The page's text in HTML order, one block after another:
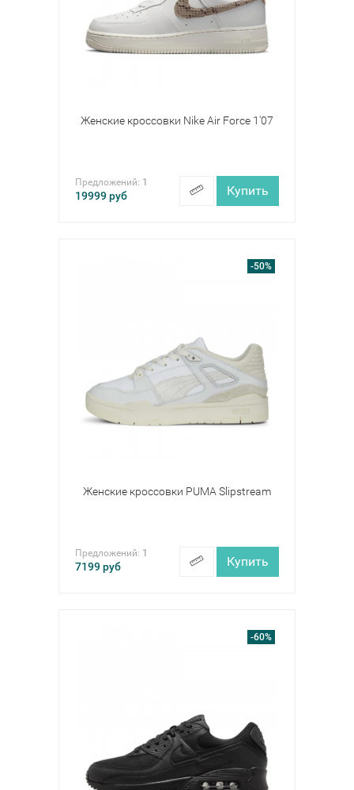
Женские кроссовки Nike Air Force 1'07
Предложений: 1
19999руб Купить
-50%
Женские кроссовки PUMA Slipstream
Предложений: 1
7199руб Купить
-60%